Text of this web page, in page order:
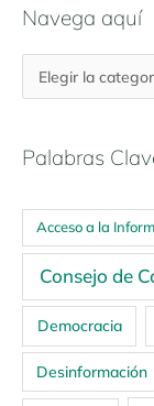
Navega aquí
Palabras
Acceso a la
Consejo de
Democracia
Desinformación